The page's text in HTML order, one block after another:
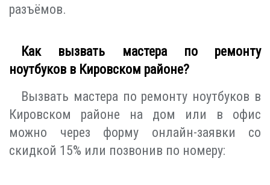
разъёмов.
Как вызвать мастера по ремонту
ноутбуков в Кировском районе?
Вызвать мастера по ремонту ноутбуков в
Кировском районе на дом или в офис
можно через форму онлайн-заявки со
скидкой 15% или позвонив по номеру: